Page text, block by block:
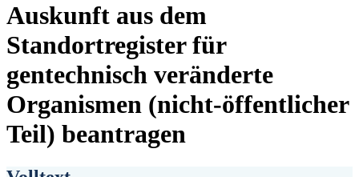
Auskunft aus dem
Standortregister für
gentechnisch veränderte
Organismen (nicht-öffentlicher
Teil) beantragen